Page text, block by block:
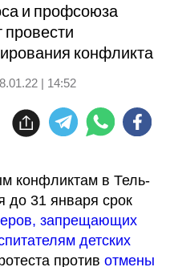
и профсоюза
конфликта
| 14:52
конфликтам в Тель-
до 31 января срок
запрещающих
детских
против отмены